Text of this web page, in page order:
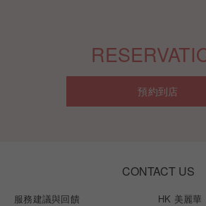
預約到店
CONTACT US
服務建議與回饋 HK 美麗華